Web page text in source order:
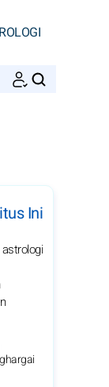
Ini